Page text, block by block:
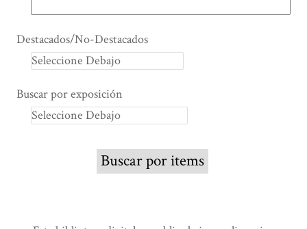
Destacados/No-Destacados
Buscar por exposición